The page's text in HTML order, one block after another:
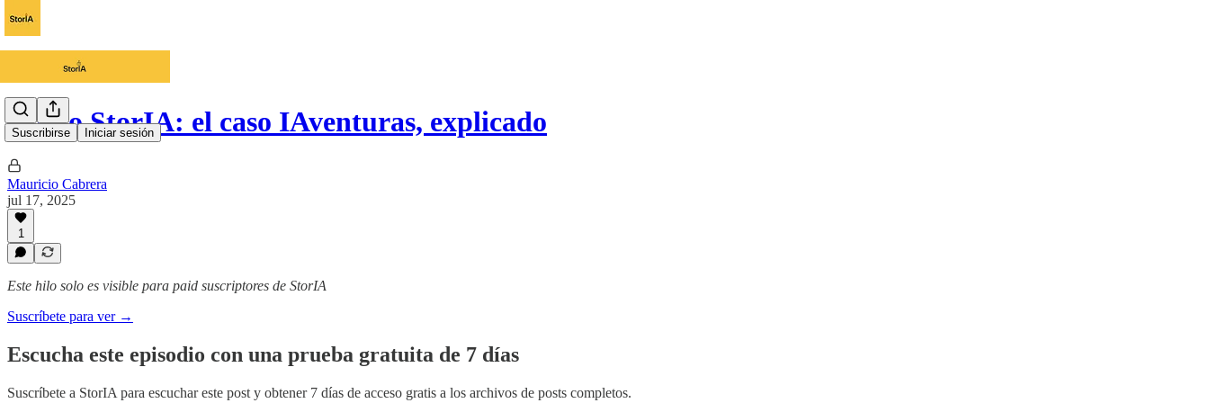
Suscribirse Iniciar sesión
Audio StorIA: el caso IAventuras, explicado
Mauricio Cabrera
jul 17, 2025
1
Este hilo solo es visible para paid suscriptores de StorIA
Suscríbete para ver →
Escucha este episodio con una prueba gratuita de 7 días
Suscríbete a StorIA para escuchar este post y obtener 7 días de acceso gratis a los archivos de posts completos.